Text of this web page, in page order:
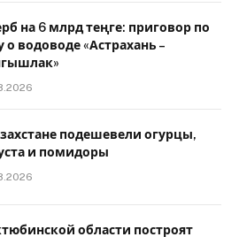
на 6 млрд теңге: приговор по
о водоводе «Астрахань –
подешевели огурцы,
и помидоры
области построят